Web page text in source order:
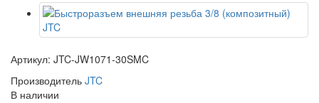
Артикул: JTC-JW1071-30SMC
Производитель JTC
В наличии